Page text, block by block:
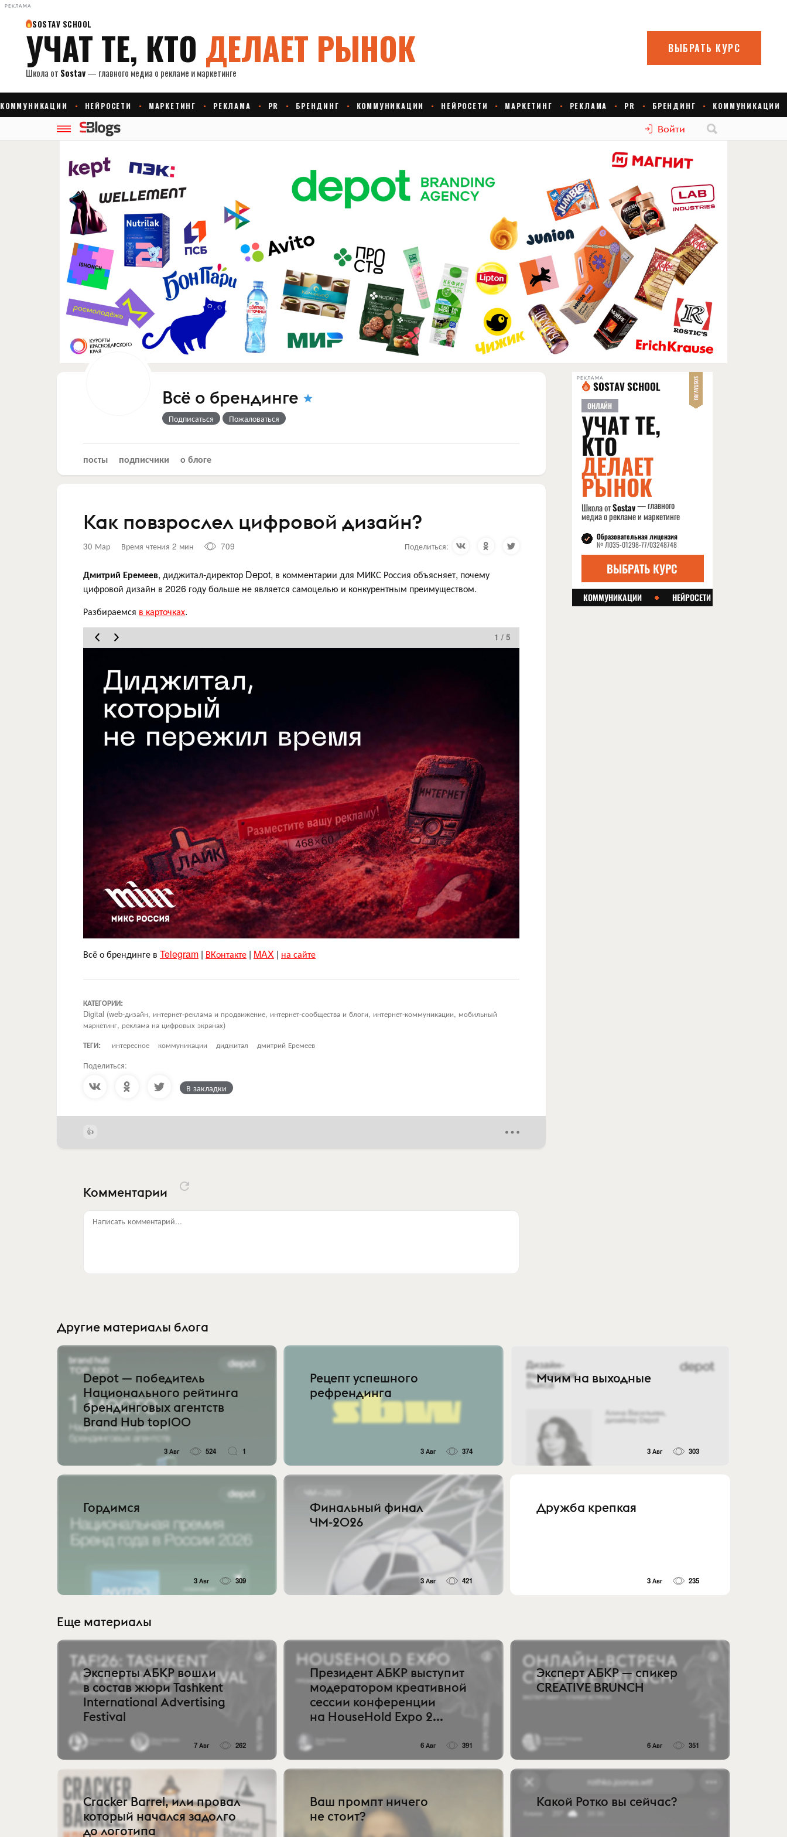
РЕКЛАМА
Войти
Всё о брендинге
Подписаться Пожаловаться
посты подписчики о блоге
Как повзрослел цифровой дизайн?
30 Мар Время чтения 2 мин 709 Поделиться:
Дмитрий Еремеев, диджитал‑директор Depot, в комментарии для МИКС Россия объясняет, почему
цифровой дизайн в 2026 году больше не является самоцелью и конкурентным преимуществом.
Разбираемся в карточках.
1 / 5
Всё о брендинге в Telegram | ВКонтакте | MAX | на сайте
КАТЕГОРИИ:
Digital (web-дизайн, интернет-реклама и продвижение, интернет-сообщества и блоги, интернет-коммуникации, мобильный
маркетинг, реклама на цифровых экранах)
ТЕГИ:
интересное коммуникации диджитал дмитрий Еремеев
Поделиться:
В закладки
Комментарии
Написать комментарий...
РЕКЛАМА
Другие материалы блога
Depot — победитель
Национального рейтинга
брендинговых агентств
Brand Hub top100
3 Авг 524 1
Рецепт успешного
рефрендинга
3 Авг 374
Мчим на выходные
3 Авг 303
Гордимся
3 Авг 309
Финальный финал
ЧМ-2026
3 Авг 421
Дружба крепкая
3 Авг 235
Еще материалы
Эксперты АБКР вошли
в состав жюри Tashkent
International Advertising
Festival
7 Авг 262
Президент АБКР выступит
модератором креативной
сессии конференции
на HouseHold Expo 2...
6 Авг 391
Эксперт АБКР — спикер
CREATIVE BRUNCH
6 Авг 351
Cracker Barrel, или провал
который начался задолго
до логотипа
Ваш промпт ничего
не стоит?
Какой Ротко вы сейчас?